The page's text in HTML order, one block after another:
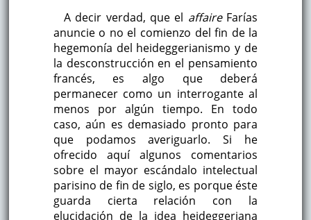
A decir verdad, que el affaireFarías
anuncie o no el comienzo del fin de la
hegemonía del heideggerianismo y de
la desconstrucción en el pensamiento
francés, es algo que deberá
permanecer como un interrogante al
menos por algún tiempo. En todo
caso, aún es demasiado pronto para
que podamos averiguarlo. Si he
ofrecido aquí algunos comentarios
sobre el mayor escándalo intelectual
parisino de fin de siglo, es porque éste
guarda cierta relación con la
elucidación de la idea heideggeriana